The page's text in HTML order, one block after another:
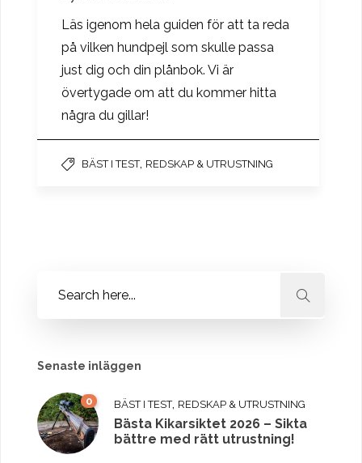
Läs igenom hela guiden för att ta reda
på vilken hundpejl som skulle passa
just dig och din plånbok. Vi är
övertygade om att du kommer hitta
några du gillar!
BÄST I TEST, REDSKAP & UTRUSTNING
Senaste inläggen
0 BÄST I TEST, REDSKAP & UTRUSTNING
Bästa Kikarsiktet 2026 – Sikta
bättre med rätt utrustning!